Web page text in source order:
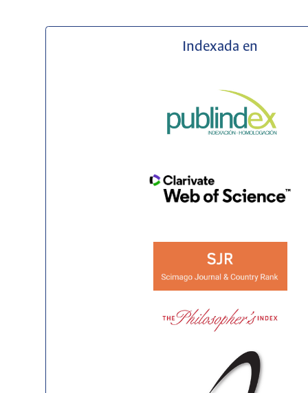
Indexada en